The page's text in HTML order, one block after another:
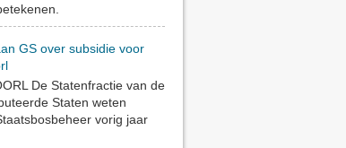
GS over subsidie voor
De Statenfractie van de
Staten weten
vorig jaar